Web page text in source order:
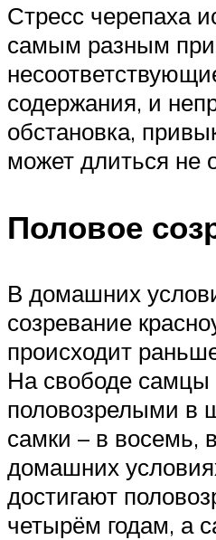
Стресс черепаха
самым разным
содержания, и
обстановка,
может длиться не
Половое
В домашних
созревание
происходит
На свободе самцы
половозрелыми в
самки – в восемь,
домашних
достигают
четырём годам, а